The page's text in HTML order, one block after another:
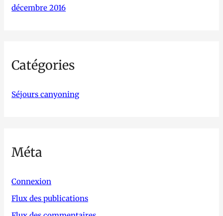
décembre 2016
Catégories
Séjours canyoning
Méta
Connexion
Flux des publications